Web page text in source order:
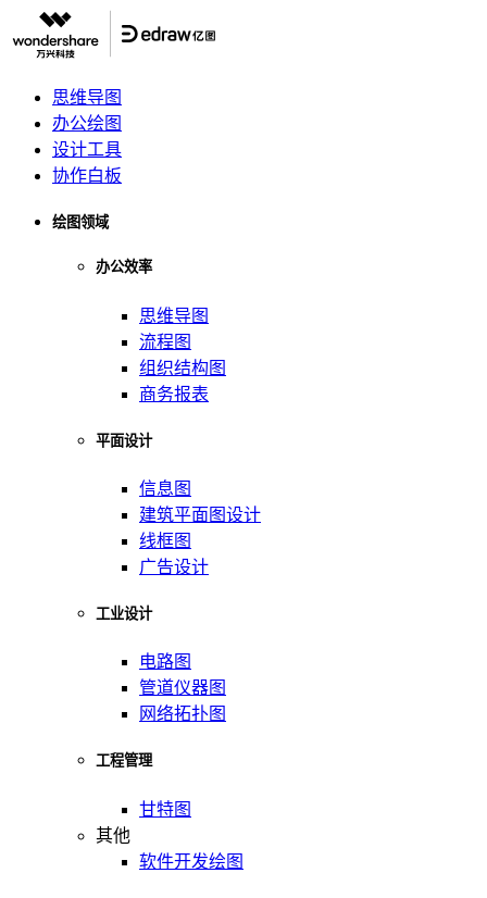
思维导图
办公绘图
设计工具
协作白板
绘图领域
办公效率
思维导图
流程图
组织结构图
商务报表
平面设计
信息图
建筑平面图设计
线框图
广告设计
工业设计
电路图
管道仪器图
网络拓扑图
工程管理
甘特图
其他
软件开发绘图